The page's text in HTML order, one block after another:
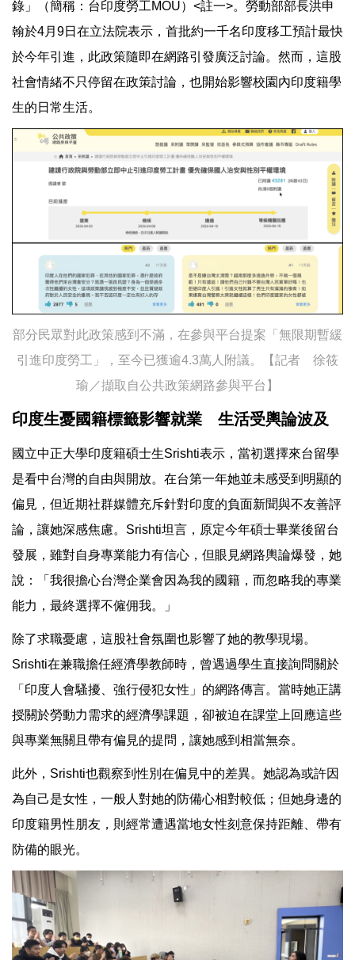
錄」（簡稱：台印度勞工MOU）<註一>。勞動部部長洪申
翰於4月9日在立法院表示，首批約一千名印度移工預計最快
於今年引進，此政策隨即在網路引發廣泛討論。然而，這股
社會情緒不只停留在政策討論，也開始影響校園內印度籍學
生的日常生活。
部分民眾對此政策感到不滿，在參與平台提案「無限期暫緩
引進印度勞工」，至今已獲逾4.3萬人附議。【記者 徐筱
瑜／擷取自​公共政策網路參與平台】
印度生憂國籍標籤影響就業 生活受輿論波及
國立中正大學印度籍碩士生Srishti表示，當初選擇來台留學
是看中台灣的自由與開放。在台第一年她並未感受到明顯的
偏見，但近期社群媒體充斥針對印度的負面新聞與不友善評
論，讓她深感焦慮。Srishti坦言，原定今年碩士畢業後留台
發展，雖對自身專業能力有信心，但眼見網路輿論爆發，她
說：「我很擔心台灣企業會因為我的國籍，而忽略我的專業
能力，最終選擇不僱佣我。」
除了求職憂慮，這股社會氛圍也影響了她的教學現場。
Srishti在兼職擔任經濟學教師時，曾遇過學生直接詢問關於
「印度人會騷擾、強行侵犯女性」的網路傳言。當時她正講
授關於勞動力需求的經濟學課題，卻被迫在課堂上回應這些
與專業無關且帶有偏見的提問，讓她感到相當無奈。
此外，Srishti也觀察到性別在偏見中的差異。她認為或許因
為自己是女性，一般人對她的防備心相對較低；但她身邊的
印度籍男性朋友，則經常遭遇當地女性刻意保持距離、帶有
防備的眼光。